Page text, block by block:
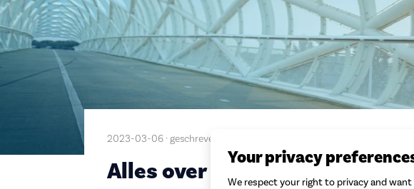
2023-03-06 · geschreven door Wessel
Alles over de elektrische
Your privacy
We respect your right to privacy and